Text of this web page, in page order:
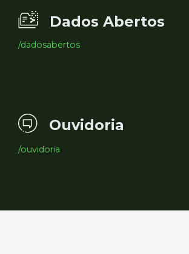
Dados Abertos
/dadosabertos
Ouvidoria
/ouvidoria